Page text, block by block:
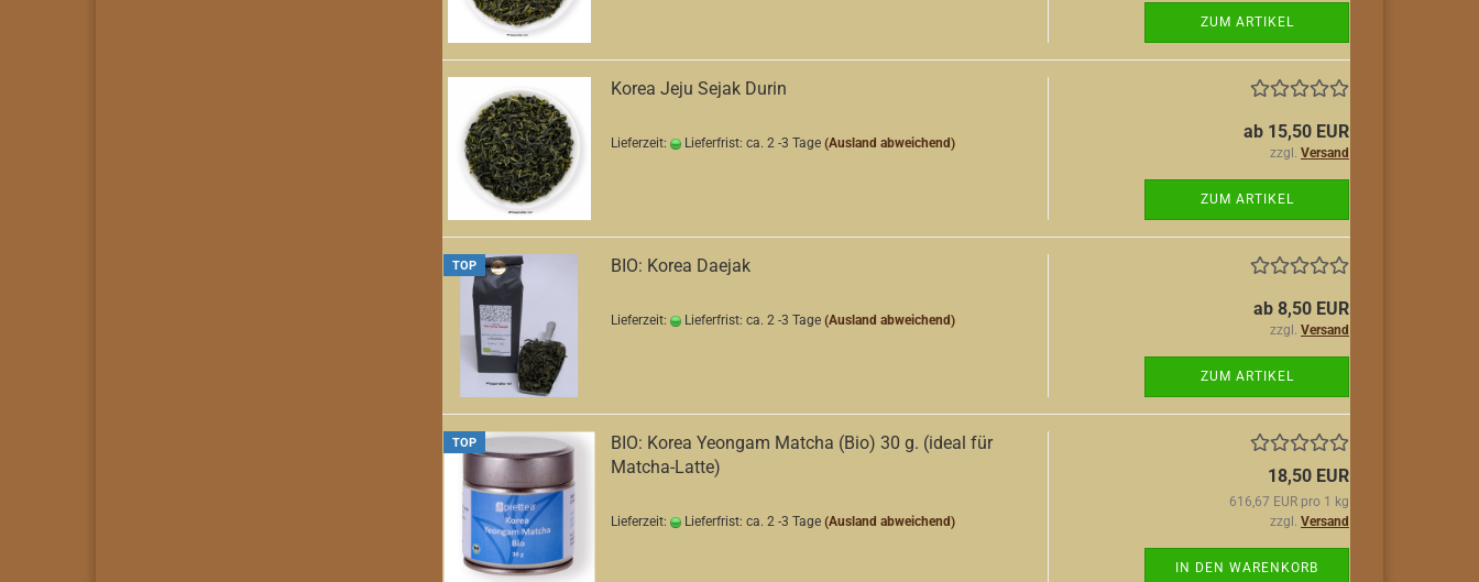
ZUM ARTIKEL
Korea Jeju Sejak Durin
Lieferzeit: Lieferfrist: ca. 2 -3 Tage (Ausland abweichend)
ab 15,50 EUR
zzgl. Versand
ZUM ARTIKEL
TOP BIO: Korea Daejak
Lieferzeit: Lieferfrist: ca. 2 -3 Tage (Ausland abweichend)
ab 8,50 EUR
zzgl. Versand
ZUM ARTIKEL
TOP
BIO: Korea Yeongam Matcha (Bio) 30 g. (ideal für
Matcha-Latte)
Lieferzeit: Lieferfrist: ca. 2 -3 Tage (Ausland abweichend)
18,50 EUR
616,67 EUR pro 1 kg
zzgl. Versand
IN DEN WARENKORB